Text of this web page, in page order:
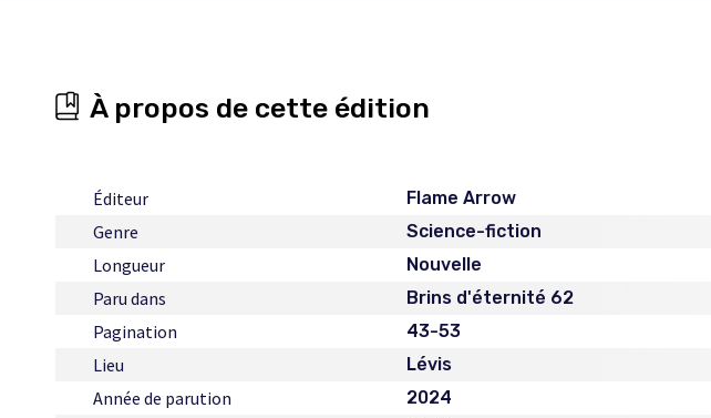
À propos de cette édition
Éditeur Flame Arrow
Genre Science-fiction
Longueur Nouvelle
Paru dans Brins d'éternité 62
Pagination 43-53
Lieu Lévis
Année de parution 2024